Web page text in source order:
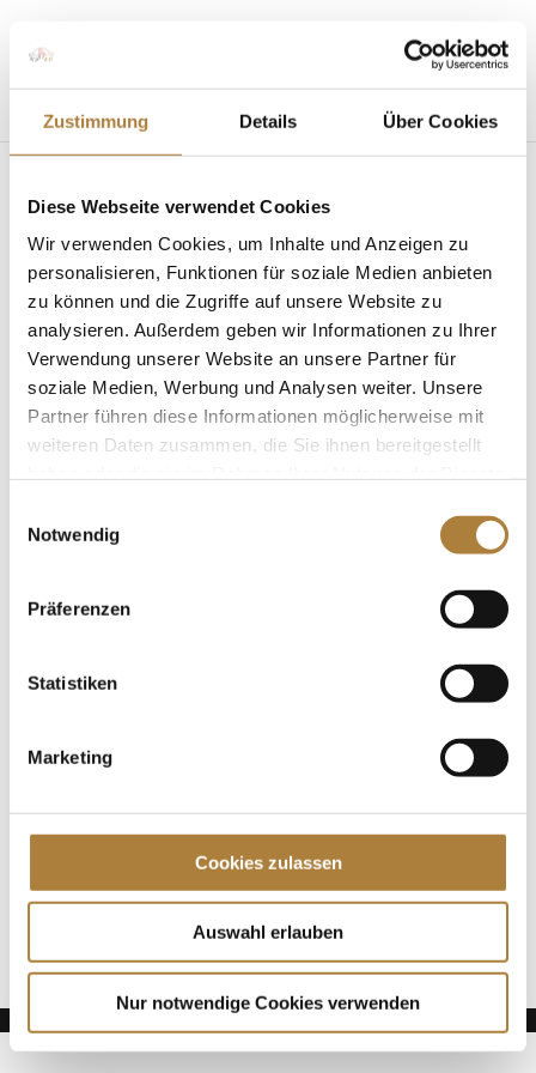
Zustimmung Details Über Cookies
Diese Webseite verwendet Cookies
Wir verwenden Cookies, um Inhalte und Anzeigen zu
personalisieren, Funktionen für soziale Medien anbieten
zu können und die Zugriffe auf unsere Website zu
analysieren. Außerdem geben wir Informationen zu Ihrer
Verwendung unserer Website an unsere Partner für
soziale Medien, Werbung und Analysen weiter. Unsere
Partner führen diese Informationen möglicherweise mit
weiteren Daten zusammen, die Sie ihnen bereitgestellt
Notwendig
Präferenzen
Statistiken
Marketing
Cookies zulassen
Auswahl erlauben
Nur notwendige Cookies verwenden
Seite wählen
sportfoerderung-pferd-
stiftung-dokr-
trainerakademie-2020-
rueckblick-peiler-news
von Inga Schmidt|05. Februar 2021
Jede Spende zählt!
Die Finalteilnehmer von Deutschlands U25
Talentpool-Athlet Calvin Böckmann wird U25-
100. Geburtstag von HGW: Warendorf erinnert an
eine Legende des Pferdesports